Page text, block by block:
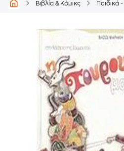
Βιβλία & Κόμικς Παιδικά